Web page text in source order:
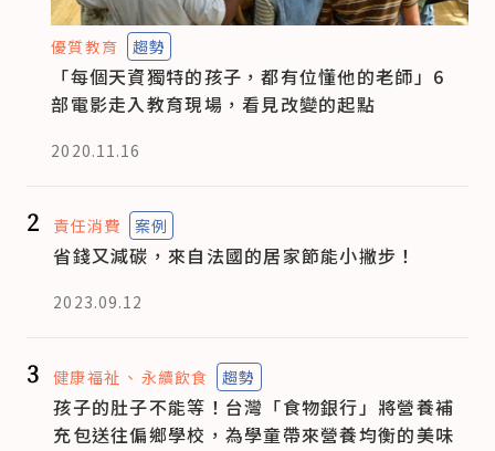
優質教育 趨勢
「每個天資獨特的孩子，都有位懂他的老師」6
部電影走入教育現場，看見改變的起點
2020.11.16
2 責任消費 案例
省錢又減碳，來自法國的居家節能小撇步！
2023.09.12
3 健康福祉 永續飲食 趨勢
孩子的肚子不能等！台灣「食物銀行」將營養補
充包送往偏鄉學校，為學童帶來營養均衡的美味